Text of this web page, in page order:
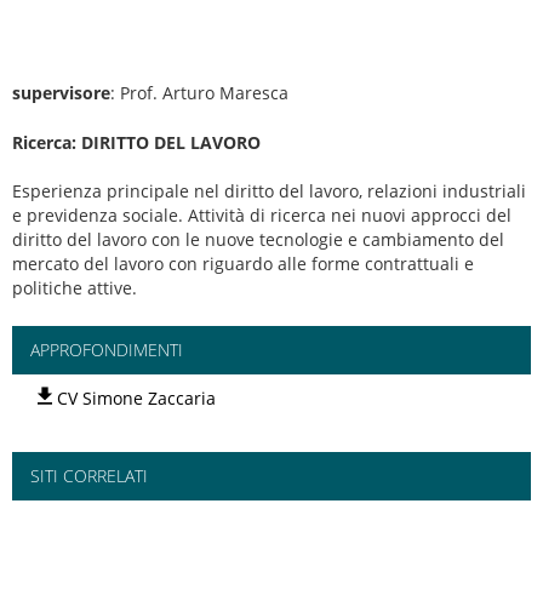
supervisore: Prof. Arturo Maresca
Ricerca: DIRITTO DEL LAVORO
Esperienza principale nel diritto del lavoro, relazioni industriali
e previdenza sociale. Attività di ricerca nei nuovi approcci del
diritto del lavoro con le nuove tecnologie e cambiamento del
mercato del lavoro con riguardo alle forme contrattuali e
politiche attive.
APPROFONDIMENTI
CV Simone Zaccaria
SITI CORRELATI